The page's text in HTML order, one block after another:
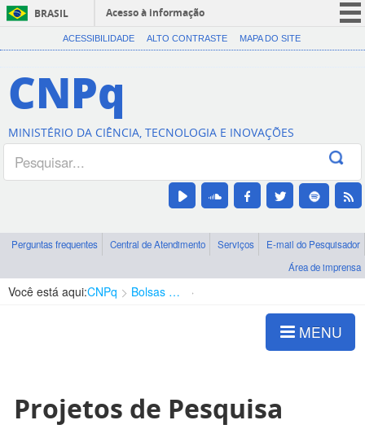
BRASIL
Acesso à informação
CORONAVÍRUS (COVID-19)
Canais
ACESSIBILIDADE ALTO CONTRASTE MAPA DO SITE
CNPq
MINISTÉRIO DA CIÊNCIA, TECNOLOGIA E INOVAÇÕES
Perguntas frequentes Central de Atendimento Serviços
E-mail do Pesquisador
Área de imprensa
Você está aqui:CNPq Bolsas e Auxílios Vigentes
MENU
Projetos de Pesquisa